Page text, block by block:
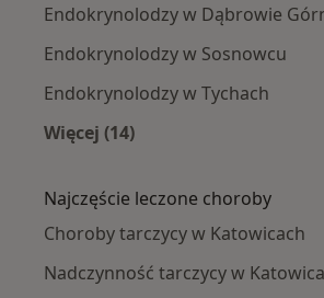
Endokrynolodzy w Dąbrowie
Endokrynolodzy w Sosnowcu
Endokrynolodzy w Tychach
Więcej (14)
Najczęście leczone choroby
Choroby tarczycy w Katowicach
Nadczynność tarczycy w